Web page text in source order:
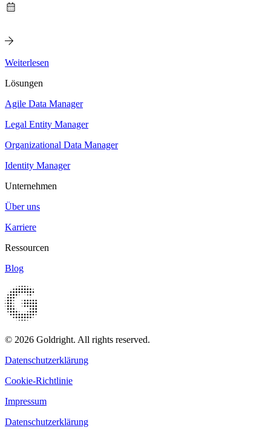
Weiterlesen
Lösungen
Agile Data Manager
Legal Entity Manager
Organizational Data Manager
Identity Manager
Unternehmen
Über uns
Karriere
Ressourcen
Blog
© 2026 Goldright. All rights reserved.
Datenschutzerklärung
Cookie-Richtlinie
Impressum
Datenschutzerklärung